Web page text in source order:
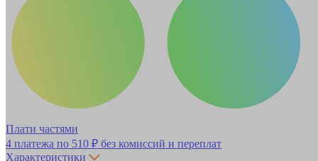
Плати частями
4 платежа по 510 ₽ без комиссий и переплат
Характеристики